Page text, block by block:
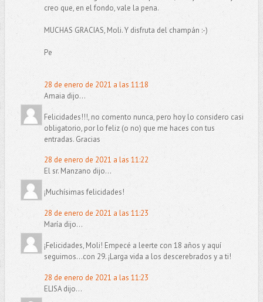
creo que, en el fondo, vale la pena.
MUCHAS GRACIAS, Moli. Y disfruta del champán :-)
Pe
28 de enero de 2021 a las 11:18
Amaia dijo...
Felicidades!!!, no comento nunca, pero hoy lo considero casi
obligatorio, por lo feliz (o no) que me haces con tus
entradas. Gracias
28 de enero de 2021 a las 11:22
El sr. Manzano dijo...
¡Muchísimas felicidades!
28 de enero de 2021 a las 11:23
María dijo...
¡Felicidades, Moli! Empecé a leerte con 18 años y aquí
seguimos...con 29. ¡Larga vida a los descerebrados y a ti!
28 de enero de 2021 a las 11:23
ELISA dijo...